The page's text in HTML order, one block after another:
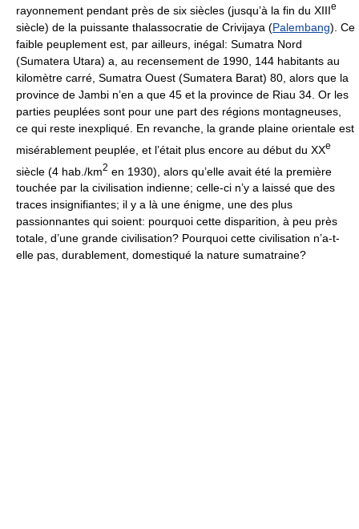
rayonnement pendant près de six siècles (jusqu’à la fin du XIIIe
siècle) de la puissante thalassocratie de Crivijaya (Palembang). Ce
faible peuplement est, par ailleurs, inégal: Sumatra Nord
(Sumatera Utara) a, au recensement de 1990, 144 habitants au
kilomètre carré, Sumatra Ouest (Sumatera Barat) 80, alors que la
province de Jambi n’en a que 45 et la province de Riau 34. Or les
parties peuplées sont pour une part des régions montagneuses,
ce qui reste inexpliqué. En revanche, la grande plaine orientale est
misérablement peuplée, et l’était plus encore au début du XXe
siècle (4 hab./km2 en 1930), alors qu’elle avait été la première
touchée par la civilisation indienne; celle-ci n’y a laissé que des
traces insignifiantes; il y a là une énigme, une des plus
passionnantes qui soient: pourquoi cette disparition, à peu près
totale, d’une grande civilisation? Pourquoi cette civilisation n’a-t-
elle pas, durablement, domestiqué la nature sumatraine?